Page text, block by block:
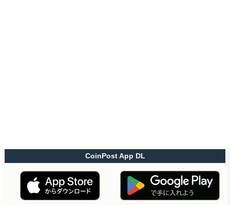
CoinPost App DL